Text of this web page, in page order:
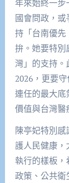
年來始終一步
國會問政，
持「台南優
拚。她要特別
灣」的支持
2026，更要
連任的最大底
價值與台灣醫
陳亭妃特別
護人民健康，
執行的樣板，
政策、公共